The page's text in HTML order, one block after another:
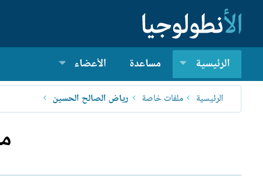
الرئيسية مساعدة الأعضاء
الرئيسية ملفات خاصة رياض الصالح الحسين